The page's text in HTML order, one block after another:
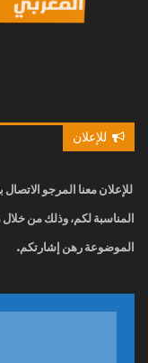
للإعلان
للإعلان معنا المرجو الاتصال
المناسبة لكم، وذلك من
الموضوعة رهن إشارتكم.